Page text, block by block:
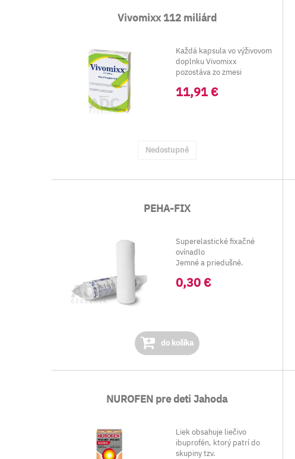
Vivomixx 112 miliárd
Každá kapsula vo výživovom
doplnku Vivomixx
pozostáva zo zmesi
11,91 €
Nedostupné
PEHA-FIX
Superelastické fixačné
ovínadlo
Jemné a priedušné.
0,30 €
do košíka
NUROFEN pre deti Jahoda
Liek obsahuje liečivo
ibuprofén, ktorý patrí do
skupiny tzv.